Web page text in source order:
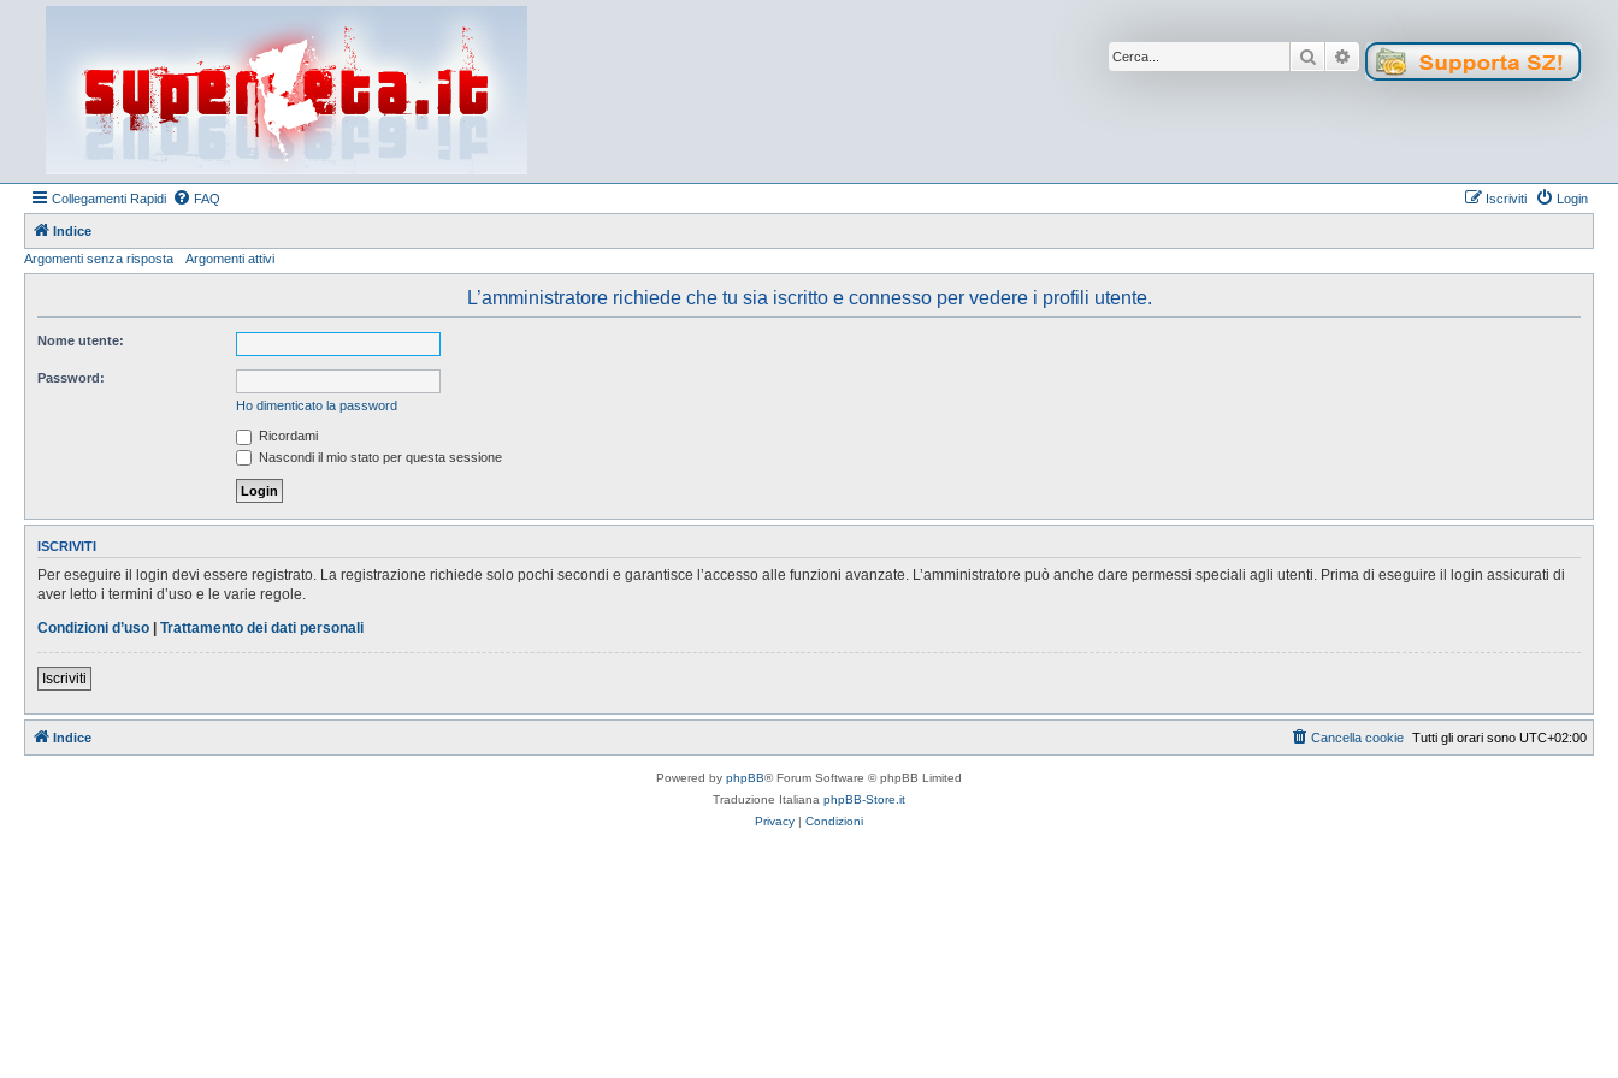
Cerca Ricerca avanzata
Collegamenti Rapidi FAQ Login
Iscriviti
Indice
Argomenti senza risposta
Argomenti attivi
L’amministratore richiede che tu sia iscritto e connesso per vedere i profili utente.
Nome utente:
Password:
Ho dimenticato la password
Ricordami
Nascondi il mio stato per questa sessione
ISCRIVITI
Per eseguire il login devi essere registrato. La registrazione richiede solo pochi secondi e garantisce l’accesso alle funzioni avanzate. L’amministratore può anche dare permessi speciali agli utenti. Prima di eseguire il login assicurati di
aver letto i termini d’uso e le varie regole.
Condizioni d’uso | Trattamento dei dati personali
Iscriviti
Indice Tutti gli orari sono UTC+02:00
Cancella cookie
Powered by phpBB® Forum Software © phpBB Limited
Traduzione Italiana phpBB-Store.it
Privacy | Condizioni